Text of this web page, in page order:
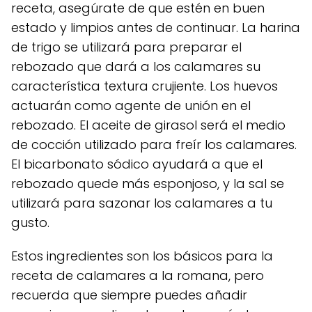
receta, asegúrate de que estén en buen
estado y limpios antes de continuar. La harina
de trigo se utilizará para preparar el
rebozado que dará a los calamares su
característica textura crujiente. Los huevos
actuarán como agente de unión en el
rebozado. El aceite de girasol será el medio
de cocción utilizado para freír los calamares.
El bicarbonato sódico ayudará a que el
rebozado quede más esponjoso, y la sal se
utilizará para sazonar los calamares a tu
gusto.
Estos ingredientes son los básicos para la
receta de calamares a la romana, pero
recuerda que siempre puedes añadir